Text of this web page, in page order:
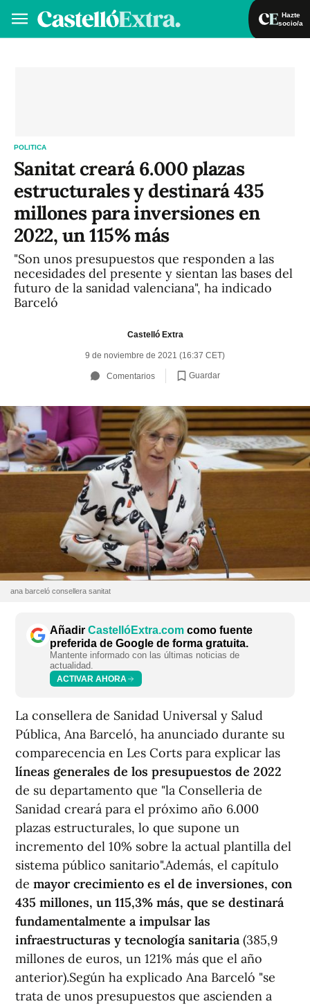
Hazte
socio/a
POLITICA
Sanitat creará 6.000 plazas
estructurales y destinará 435
millones para inversiones en
2022, un 115% más
"Son unos presupuestos que responden a las
necesidades del presente y sientan las bases del
futuro de la sanidad valenciana", ha indicado
Barceló
Castelló Extra
9 de noviembre de 2021 (16:37 CET)
Comentarios Guardar
ana barceló consellera sanitat
Añadir CastellóExtra.com como fuente
preferida de Google de forma gratuita.
Mantente informado con las últimas noticias de
actualidad.
ACTIVAR AHORA
La consellera de Sanidad Universal y Salud
Pública, Ana Barceló, ha anunciado durante su
comparecencia en Les Corts para explicar las
líneas generales de los presupuestos de 2022
de su departamento que "la Conselleria de
Sanidad creará para el próximo año 6.000
plazas estructurales, lo que supone un
incremento del 10% sobre la actual plantilla del
sistema público sanitario".Además, el capítulo
de mayor crecimiento es el de inversiones, con
435 millones, un 115,3% más, que se destinará
fundamentalmente a impulsar las
infraestructuras y tecnología sanitaria (385,9
millones de euros, un 121% más que el año
anterior).Según ha explicado Ana Barceló "se
trata de unos presupuestos que ascienden a